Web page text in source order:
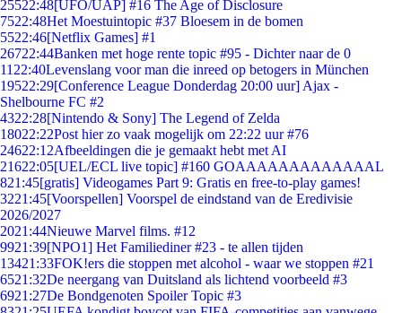
25522:48[UFO/UAP] #16 The Age of Disclosure
7522:48Het Moestuintopic #37 Bloesem in de bomen
5522:46[Netflix Games] #1
26722:44Banken met hoge rente topic #95 - Dichter naar de 0
11 22:40Levenslang voor man die inreed op betogers in München
19522:29[Conference League Donderdag 20:00 uur] Ajax -
Shelbourne FC #2
4322:28[Nintendo & Sony] The Legend of Zelda
18022:22Post hier zo vaak mogelijk om 22:22 uur #76
24622:12Afbeeldingen die je gemaakt hebt met AI
21622:05[UEL/ECL live topic] #160 GOAAAAAAAAAAAAAL
821:45[gratis] Videogames Part 9: Gratis en free-to-play games!
3221:45[Voorspellen] Voorspel de eindstand van de Eredivisie
2026/2027
2021:44Nieuwe Marvel films. #12
9921:39[NPO1] Het Familiediner #23 - te allen tijden
13421:33FOK!ers die stoppen met alcohol - waar we stoppen #21
6521:32De neergang van Duitsland als lichtend voorbeeld #3
6921:27De Bondgenoten Spoiler Topic #3